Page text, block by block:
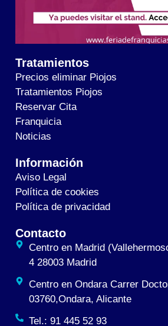
Tratamientos
Precios eliminar Piojos
Tratamientos Piojos
Reservar Cita
Franquicia
Noticias
Información
Aviso Legal
Política de cookies
Política de privacidad
Contacto
Centro en Madrid
4 28003 Madrid
Centro en Ondara Carrer
03760,Ondara, Alicante
Tel.: 91 445 52 93